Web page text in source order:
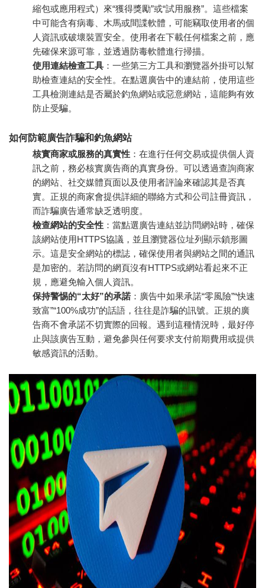
縮包或應用程式）來“獲得獎勵”或“試用服務”。這些檔案
中可能含有病毒、木馬或間諜軟體，可能竊取使用者的個
人資訊或破壞裝置安全。使用者在下載任何檔案之前，應
先確保來源可靠，並透過防毒軟體進行掃描。
使用連結檢查工具 ：一些第三方工具和瀏覽器外掛可以幫
助檢查連結的安全性。在點選廣告中的連結前，使用這些
工具檢測連結是否屬於釣魚網站或惡意網站，這能夠有效
防止受騙。
如何防範廣告詐騙和釣魚網站
核實商家或服務的真實性 ：在進行任何交易或提供個人資
訊之前，務必核實廣告商的真實身份。可以透過查詢商家
的網站、社交媒體頁面以及使用者評論來確認其是否真
實。正規的商家會提供詳細的聯絡方式和公司註冊資訊，
而詐騙廣告通常缺乏透明度。
檢查網站的安全性 ：當點選廣告連結並訪問網站時，確保
該網站使用HTTPS協議，並且瀏覽器位址列顯示鎖形圖
示。這是安全網站的標誌，確保使用者與網站之間的通訊
是加密的。若訪問的網頁沒有HTTPS或網站看起來不正
規，應避免輸入個人資訊。
保持警惕的“太好”的承諾 ：廣告中如果承諾“零風險”“快速
致富”“100%成功”的話語，往往是詐騙的訊號。正規的廣
告商不會承諾不切實際的回報。遇到這種情況時，最好停
止與該廣告互動，避免參與任何要求支付前期費用或提供
敏感資訊的活動。